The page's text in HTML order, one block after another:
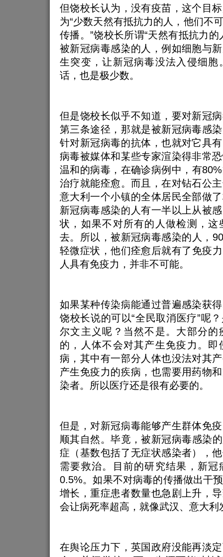
但饶校长认为，没有疫苗，这个目
为“少数天然有抵抗力的人，他们不
传播。”饶校长所谓“天然有抵抗力
被新冠病毒感染的人，例如细胞与
生突变，让新冠病毒没法入侵细胞
话，也是极少数。
但是饶校长似乎不知道，要对新冠
第三条途径，那就是被新冠病毒感
针对新冠病毒的抗体，也就对它具
病毒被媒体和某些专家渲染得非常
温和的病毒，在确诊病例中，有
治疗就能痊愈。而且，在对钻石公
意大利一个小镇的全体居民全部做
新冠病毒感染的人有一半以上从被
状，如果不对所有的人做检测，这
去。所以，被新冠病毒感染的人，
轻微症状，他们痊愈后就有了免疫
人具有免疫力，并非不可能。
如果某种传染病能通过普遍感染获
饶校长说的可以“全民取消医疗”呢
尔文主义呢？当然不是。大部分的
的，人体不会对其产生免疫力。即
病，其中有一部分人体也没法对其
产生免疫力的疾病，也需要用药物
染者。所以医疗还是很有必要的。
但是，对新冠病毒能够产生群体免
顺其自然。毕竟，被新冠病毒感染
症（基数包括了无症状感染者），
需要救治。目前的研究结果，新冠
0.5%。如果不对病毒的传播做出干
增长，重症患者数量也急剧上升，
会让病死率超高，就像武汉、意大利
在舆论压力下，英国政府没能再淡